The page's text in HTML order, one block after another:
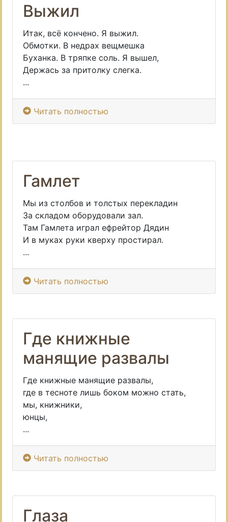
Выжил
Итак, всё кончено. Я выжил.
Обмотки. В недрах вещмешка
Буханка. В тряпке соль. Я вышел,
Держась за притолку слегка.
...
Читать полностью
Гамлет
Мы из столбов и толстых перекладин
За складом оборудовали зал.
Там Гамлета играл ефрейтор Дядин
И в муках руки кверху простирал.
...
Читать полностью
Где книжные
манящие развалы
Где книжные манящие развалы,
где в тесноте лишь боком можно стать,
мы, книжники,
юнцы,
...
Читать полностью
Глаза